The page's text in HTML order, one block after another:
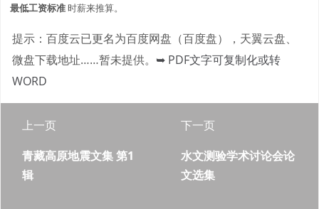
最低工资标准时薪来推算。
提示：百度云已更名为百度网盘（百度盘），天翼云盘、
微盘下载地址……暂未提供。 ➥ PDF文字可复制化或转
WORD
上一页
青藏高原地震文集 第1
辑
下一页
水文测验学术讨论会论
文选集